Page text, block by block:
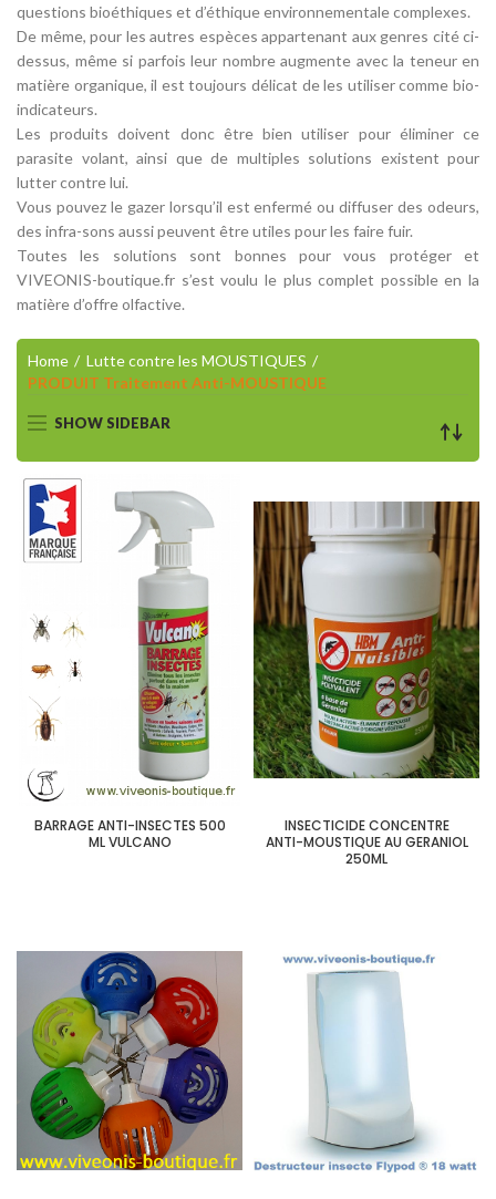
questions bioéthiques et d’éthique environnementale complexes.
De même, pour les autres espèces appartenant aux genres cité ci-
dessus, même si parfois leur nombre augmente avec la teneur en
matière organique, il est toujours délicat de les utiliser comme bio-
indicateurs.
Les produits doivent donc être bien utiliser pour éliminer ce
parasite volant, ainsi que de multiples solutions existent pour
lutter contre lui.
Vous pouvez le gazer lorsqu’il est enfermé ou diffuser des odeurs,
des infra-sons aussi peuvent être utiles pour les faire fuir.
Toutes les solutions sont bonnes pour vous protéger et
VIVEONIS-boutique.fr s’est voulu le plus complet possible en la
matière d’offre olfactive.
Home
Lutte contre les MOUSTIQUES
PRODUIT Traitement Anti-MOUSTIQUE
SHOW SIDEBAR
BARRAGE ANTI-INSECTES 500
ML VULCANO
INSECTICIDE CONCENTRE
ANTI-MOUSTIQUE AU GERANIOL
250ML